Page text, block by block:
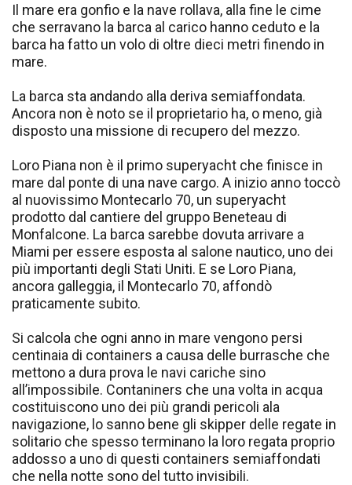
Il mare era gonfio e la nave rollava, alla fine le cime
che serravano la barca al carico hanno ceduto e la
barca ha fatto un volo di oltre dieci metri finendo in
mare.
La barca sta andando alla deriva semiaffondata.
Ancora non è noto se il proprietario ha, o meno, già
disposto una missione di recupero del mezzo.
Loro Piana non è il primo superyacht che finisce in
mare dal ponte di una nave cargo. A inizio anno toccò
al nuovissimo Montecarlo 70, un superyacht
prodotto dal cantiere del gruppo Beneteau di
Monfalcone. La barca sarebbe dovuta arrivare a
Miami per essere esposta al salone nautico, uno dei
più importanti degli Stati Uniti. E se Loro Piana,
ancora galleggia, il Montecarlo 70, affondò
praticamente subito.
Si calcola che ogni anno in mare vengono persi
centinaia di containers a causa delle burrasche che
mettono a dura prova le navi cariche sino
all’impossibile. Contaniners che una volta in acqua
costituiscono uno dei più grandi pericoli ala
navigazione, lo sanno bene gli skipper delle regate in
solitario che spesso terminano la loro regata proprio
addosso a uno di questi containers semiaffondati
che nella notte sono del tutto invisibili.